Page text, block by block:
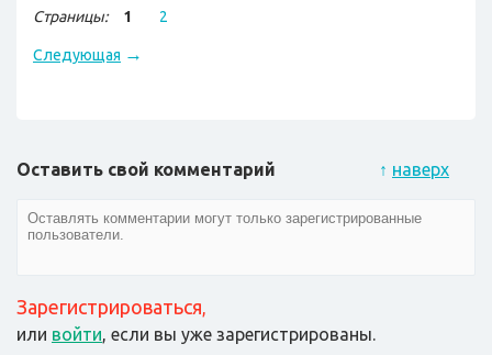
Страницы: 1 2
Следующая →
↑ наверх
Оставить свой комментарий
Зарегистрироваться,
или войти, если вы уже зарегистрированы.